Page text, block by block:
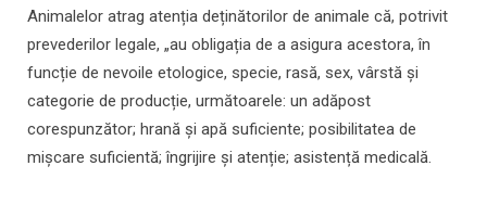
Animalelor atrag atenția deținătorilor de animale că, potrivit
prevederilor legale, „au obligația de a asigura acestora, în
funcție de nevoile etologice, specie, rasă, sex, vârstă și
categorie de producție, următoarele: un adăpost
corespunzător; hrană și apă suficiente; posibilitatea de
mișcare suficientă; îngrijire și atenție; asistență medicală.